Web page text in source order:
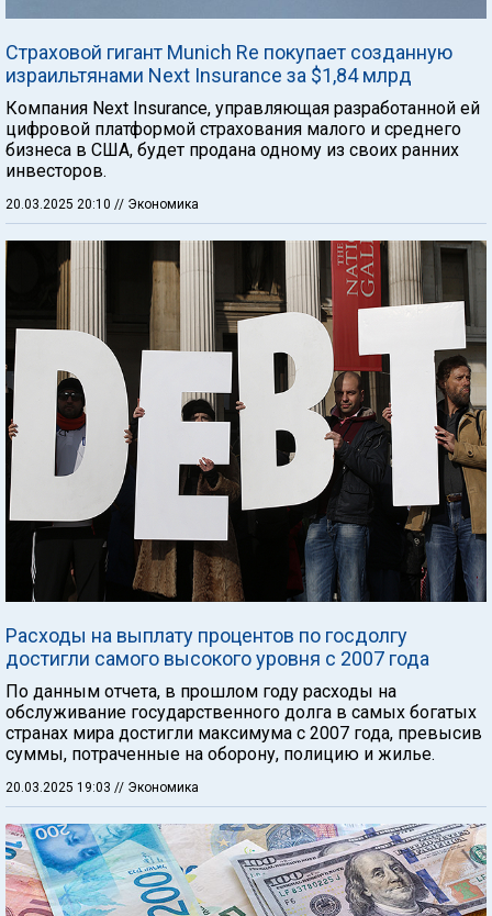
Страховой гигант Munich Re покупает созданную
израильтянами Next Insurance за $1,84 млрд
Компания Next Insurance, управляющая разработанной ей
цифровой платформой страхования малого и среднего
бизнеса в США, будет продана одному из своих ранних
инвесторов.
20.03.2025 20:10 // Экономика
Расходы на выплату процентов по госдолгу
достигли самого высокого уровня с 2007 года
По данным отчета, в прошлом году расходы на
обслуживание государственного долга в самых богатых
странах мира достигли максимума с 2007 года, превысив
суммы, потраченные на оборону, полицию и жилье.
20.03.2025 19:03 // Экономика